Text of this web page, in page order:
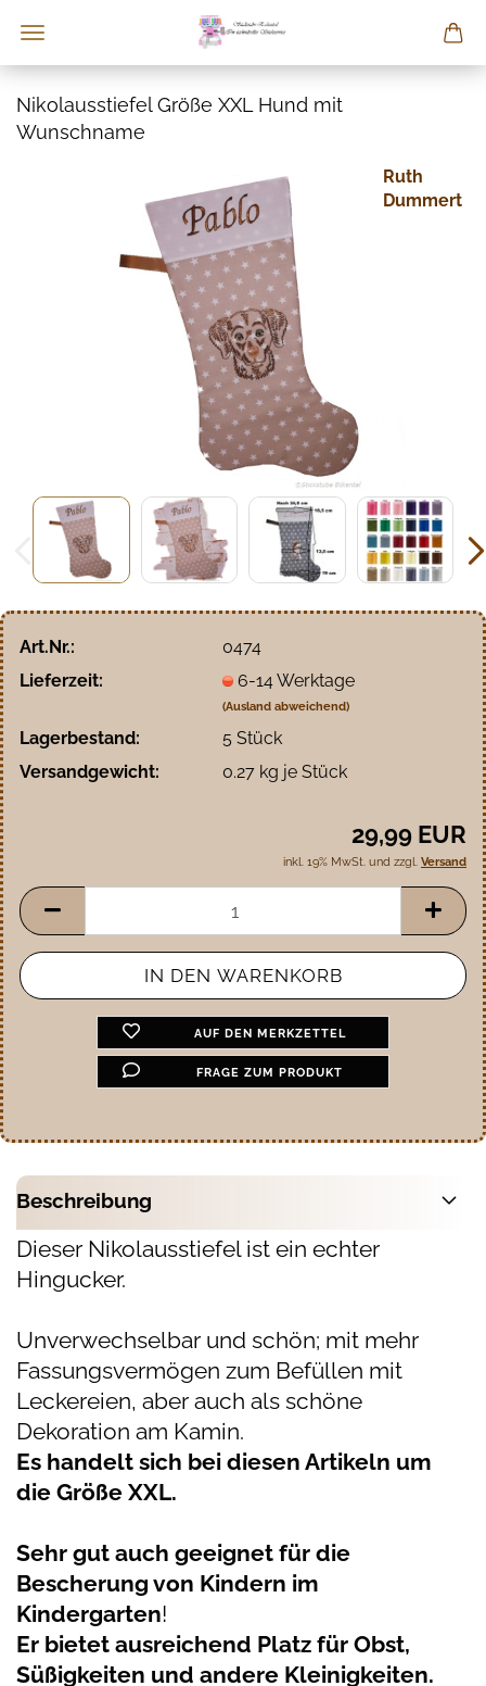
Nikolausstiefel Größe XXL Hund mit
Wunschname
Ruth
Dummert
Art.Nr.:
0474
Lieferzeit:
6-14 Werktage
(Ausland abweichend)
Lagerbestand: 5 Stück
Versandgewicht:
0.27kg je Stück
29,99 EUR
inkl. 19% MwSt. und zzgl. Versand
AUF DEN MERKZETTEL
FRAGE ZUM PRODUKT
Beschreibung
Dieser Nikolausstiefel ist ein echter
Hingucker.
Unverwechselbar und schön; mit mehr
Fassungsvermögen zum Befüllen mit
Leckereien, aber auch als schöne
Dekoration am Kamin.
Es handelt sich bei diesen Artikeln um
die Größe XXL.
Sehr gut auch geeignet für die
Bescherung von Kindern im
Kindergarten!
Er bietet ausreichend Platz für Obst,
Süßigkeiten und andere Kleinigkeiten.